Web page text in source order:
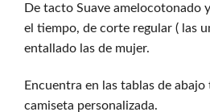
De tacto Suave amelocotonado
el tiempo, de corte regular ( las
entallado las de mujer.
Encuentra en las tablas de
camiseta personalizada.